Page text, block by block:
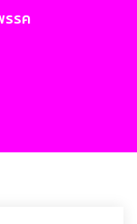
รค